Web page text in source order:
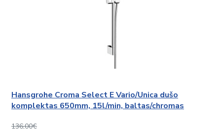
Hansgrohe Croma Select E Vario/Unica dušo
komplektas 650mm, 15l/min, baltas/chromas
136,00€